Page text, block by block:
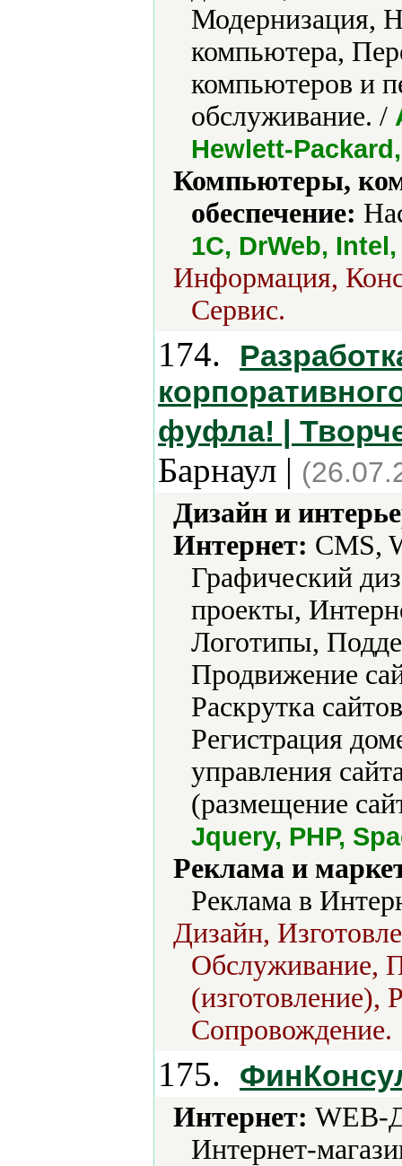
Модернизация,
компьютера,
компьютеров и
обслуживание. /
Hewlett-
Компьютеры,
обеспечение:
1С, DrWeb,
Информация,
Сервис.
174.
фуфла! |
Барнаул |
Дизайн и
Интернет: CMS,
Графический
проекты,
Логотипы,
Продвижение
Раскрутка
Регистрация
управления
(размещение
Jquery, PHP,
Реклама и
Реклама в
Дизайн,
Обслуживание,
(изготовление),
Сопровождение.
175.
Интернет: WEB-
Интернет-